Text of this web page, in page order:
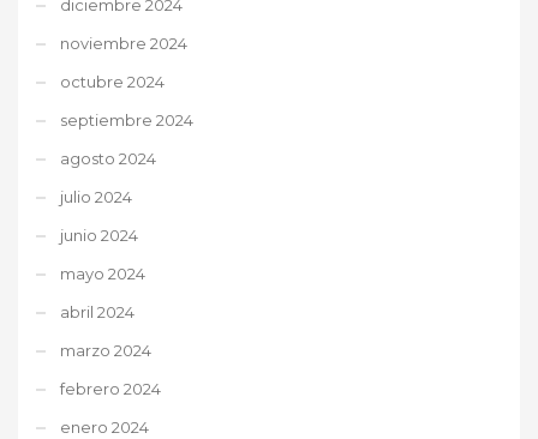
diciembre 2024
noviembre 2024
octubre 2024
septiembre 2024
agosto 2024
julio 2024
junio 2024
mayo 2024
abril 2024
marzo 2024
febrero 2024
enero 2024